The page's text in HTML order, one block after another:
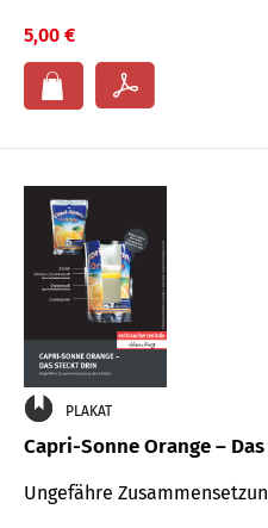
5,00 €
PLAKAT
Capri-Sonne Orange –
Ungefähre